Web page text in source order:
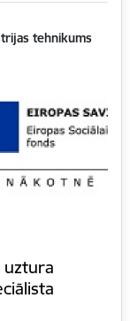
tehnikums
uztura